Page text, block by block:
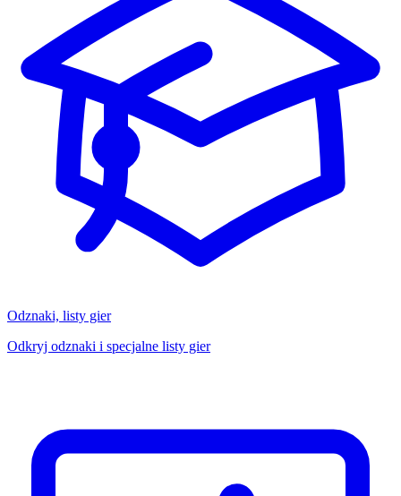
Odznaki, listy gier
Odkryj odznaki i specjalne listy gier